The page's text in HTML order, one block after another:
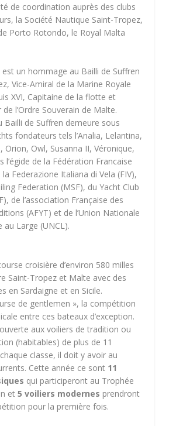
de coordination auprès des clubs
la Société Nautique Saint-Tropez,
Porto Rotondo, le Royal Malta
un hommage au Bailli de Suffren
Vice-Amiral de la Marine Royale
XVI, Capitaine de la flotte et
de l’Ordre Souverain de Malte.
Bailli de Suffren demeure sous
fondateurs tels l’Analia, Lelantina,
Orion, Owl, Susanna II, Véronique,
l’égide de la Fédération Francaise
la Federazione Italiana di Vela (FIV),
Federation (MSF), du Yacht Club
de l’association Française des
(AFYT) et de l’Union Nationale
au Large (UNCL).
croisière d’environ 580 milles
Saint-Tropez et Malte avec des
en Sardaigne et en Sicile.
de gentlemen », la compétition
entre ces bateaux d’exception.
ouverte aux voiliers de tradition ou
(habitables) de plus de 11
classe, il doit y avoir au
Cette année ce sont 11
qui participeront au Trophée
et5 voiliers modernes prendront
pour la première fois.